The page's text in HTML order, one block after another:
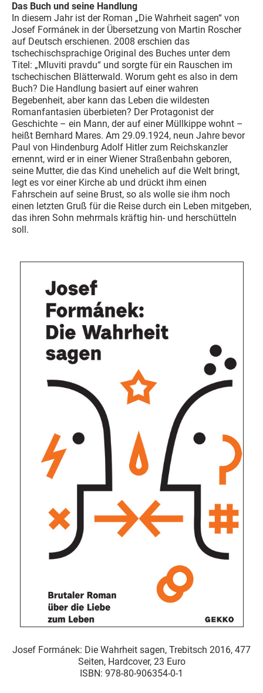
Das Buch und seine Handlung
In diesem Jahr ist der Roman „Die Wahrheit sagen“ von
Josef Formánek in der Übersetzung von Martin Roscher
auf Deutsch erschienen. 2008 erschien das
tschechischsprachige Original des Buches unter dem
Titel: „Mluviti pravdu“ und sorgte für ein Rauschen im
tschechischen Blätterwald. Worum geht es also in dem
Buch? Die Handlung basiert auf einer wahren
Begebenheit, aber kann das Leben die wildesten
Romanfantasien überbieten? Der Protagonist der
Geschichte – ein Mann, der auf einer Müllkippe wohnt –
heißt Bernhard Mares. Am 29.09.1924, neun Jahre bevor
Paul von Hindenburg Adolf Hitler zum Reichskanzler
ernennt, wird er in einer Wiener Straßenbahn geboren,
seine Mutter, die das Kind unehelich auf die Welt bringt,
legt es vor einer Kirche ab und drückt ihm einen
Fahrschein auf seine Brust, so als wolle sie ihm noch
einen letzten Gruß für die Reise durch ein Leben mitgeben,
das ihren Sohn mehrmals kräftig hin- und herschütteln
soll.
Josef Formánek: Die Wahrheit sagen, Trebitsch 2016, 477
Seiten, Hardcover, 23 Euro
ISBN: 978-80-906354-0-1